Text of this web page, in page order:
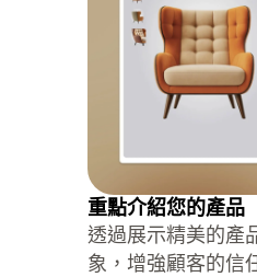
重點介紹您的產品
透過展示精美的產
象，增強顧客的信